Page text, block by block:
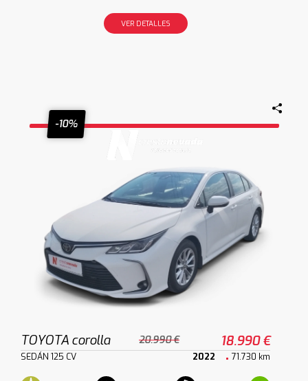
VER DETALLES
-10%
TOYOTA corolla 20.990 € 18.990 €
SEDÁN 125 CV 2022 71.730 km